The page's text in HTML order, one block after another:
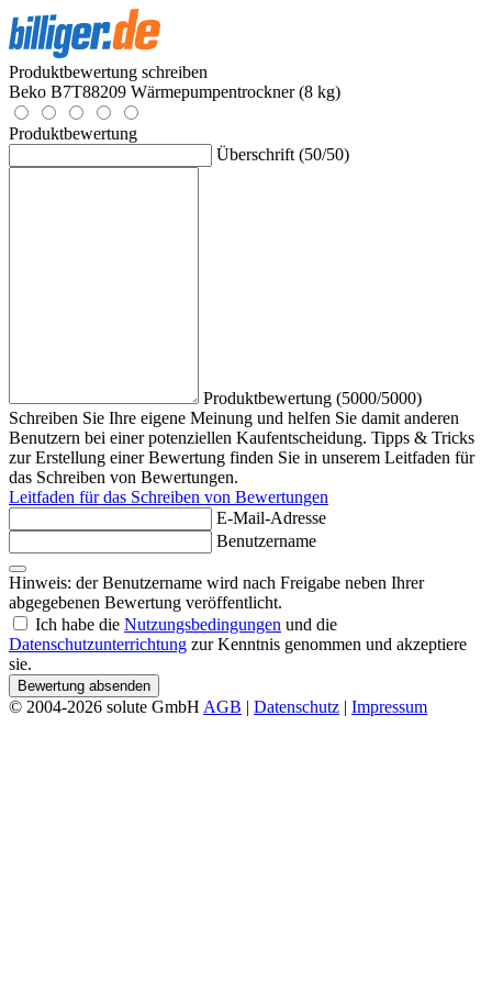
Produktbewertung schreiben
Beko B7T88209 Wärmepumpentrockner (8 kg)
Produktbewertung
Überschrift (50/50)
Produktbewertung (5000/5000)
Schreiben Sie Ihre eigene Meinung und helfen Sie damit anderen
Benutzern bei einer potenziellen Kaufentscheidung. Tipps & Tricks
zur Erstellung einer Bewertung finden Sie in unserem Leitfaden für
das Schreiben von Bewertungen.
Leitfaden für das Schreiben von Bewertungen
E-Mail-Adresse
Benutzername
Hinweis: der Benutzername wird nach Freigabe neben Ihrer
abgegebenen Bewertung veröffentlicht.
Ich habe die Nutzungsbedingungen und die
Datenschutzunterrichtung zur Kenntnis genommen und akzeptiere
sie.
Bewertung absenden
© 2004-2026 solute GmbH AGB | Datenschutz | Impressum